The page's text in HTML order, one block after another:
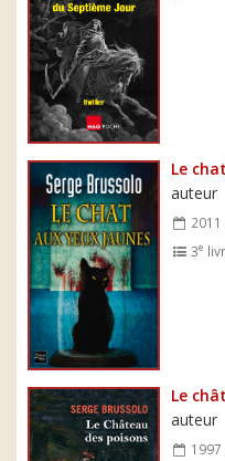
Le
auteur
2011
3e
Le
auteur
1997